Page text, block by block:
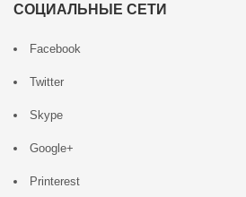
СОЦИАЛЬНЫЕ СЕТИ
Facebook
Twitter
Skype
Google+
Printerest